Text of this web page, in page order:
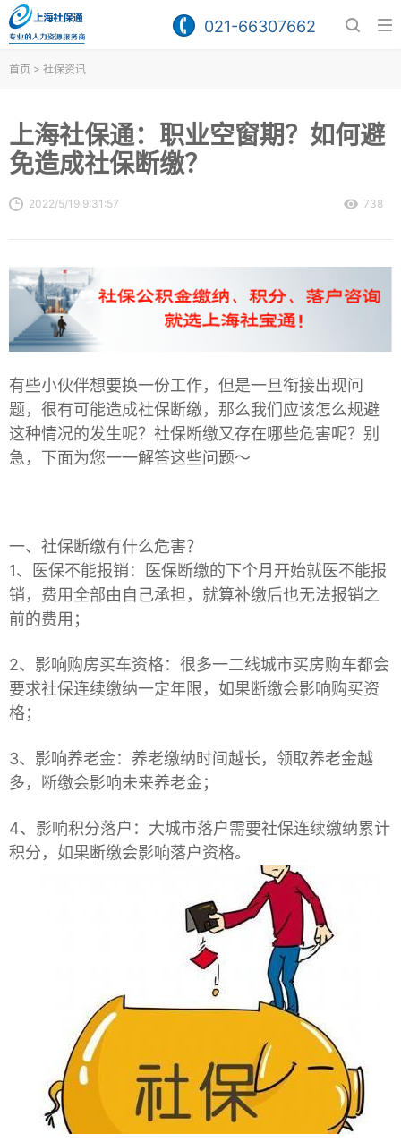
021-66307662
首页 > 社保资讯
上海社保通：职业空窗期？如何避
免造成社保断缴？
2022/5/19 9:31:57 738
有些小伙伴想要换一份工作，但是一旦衔接出现问
题，很有可能造成社保断缴，那么我们应该怎么规避
这种情况的发生呢？社保断缴又存在哪些危害呢？别
急，下面为您一一解答这些问题～
一、社保断缴有什么危害？
1、医保不能报销：医保断缴的下个月开始就医不能报
销，费用全部由自己承担，就算补缴后也无法报销之
前的费用；
2、影响购房买车资格：很多一二线城市买房购车都会
要求社保连续缴纳一定年限，如果断缴会影响购买资
格；
3、影响养老金：养老缴纳时间越长，领取养老金越
多，断缴会影响未来养老金；
4、影响积分落户：大城市落户需要社保连续缴纳累计
积分，如果断缴会影响落户资格。